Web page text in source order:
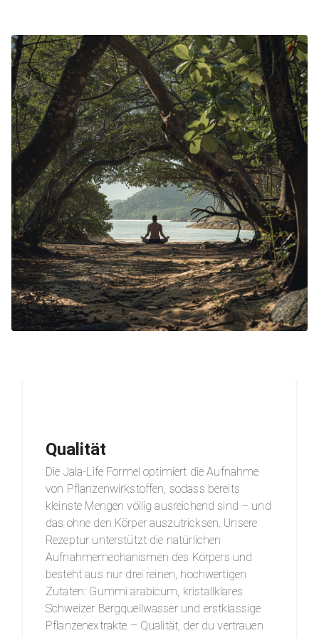
Qualität
Die Jala-Life Formel optimiert die Aufnahme
von Pflanzenwirkstoffen, sodass bereits
kleinste Mengen völlig ausreichend sind – und
das ohne den Körper auszutricksen. Unsere
Rezeptur unterstützt die natürlichen
Aufnahmemechanismen des Körpers und
besteht aus nur drei reinen, hochwertigen
Zutaten: Gummi arabicum, kristallklares
Schweizer Bergquellwasser und erstklassige
Pflanzenextrakte – Qualität, der du vertrauen